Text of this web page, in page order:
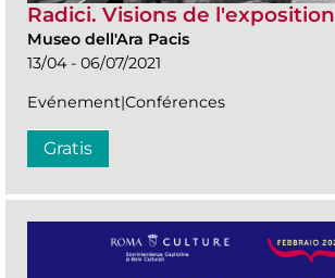
Radici. Visions de l'exposition
Museo dell'Ara Pacis
13/04 - 06/07/2021
Evénement|Conférences
Gratis